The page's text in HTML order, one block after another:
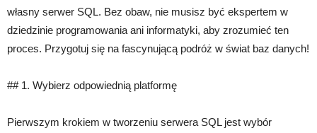
własny serwer SQL. Bez obaw, nie musisz być ekspertem w
dziedzinie programowania ani informatyki, aby zrozumieć ten
proces. Przygotuj się na fascynującą podróż w świat baz danych!
## 1. Wybierz odpowiednią platformę
Pierwszym krokiem w tworzeniu serwera SQL jest wybór